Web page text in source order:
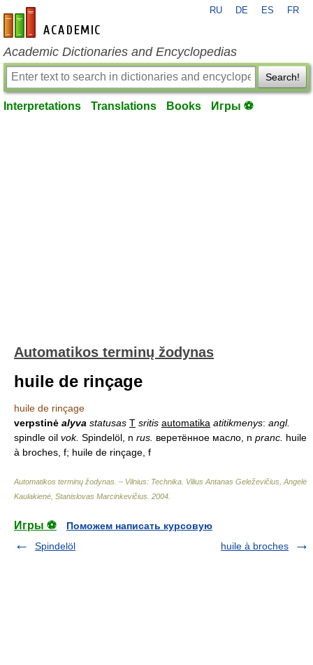
en-academic.com
RU DE ES FR
Academic Dictionaries and Encyclopedias
Search!
Interpretations Translations Books Игры ⚽
Automatikos terminų žodynas
huile de rinçage
huile de rinçage
verpstinė alyva statusas T sritis automatika atitikmenys: angl.
spindle oil vok. Spindelöl, n rus. веретённое масло, n pranc. huile
à broches, f; huile de rinçage, f
Automatikos terminų žodynas. – Vilnius: Technika Vilius Antanas Geleževičius, Angelė
Kaulakienė, Stanislovas Marcinkevičius 2004
Игры ⚽
Поможем написать курсовую
Spindelöl
huile à broches